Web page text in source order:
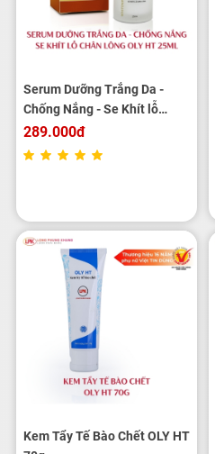
Serum Dưỡng Trắng Da -
Chống Nắng - Se Khít lỗ
Chân Lông OLY HT 25ml
289.000đ
Kem Tẩy Tế Bào Chết OLY HT